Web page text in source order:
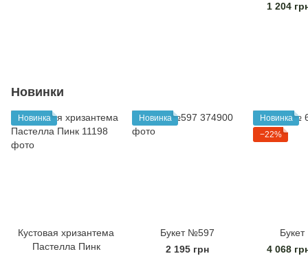
1 204
Новинки
Новинка
Кустовая хризантема
Пастелла Пинк
Новинка
Букет №597
2 195 грн
Новинка
−22%
4 068